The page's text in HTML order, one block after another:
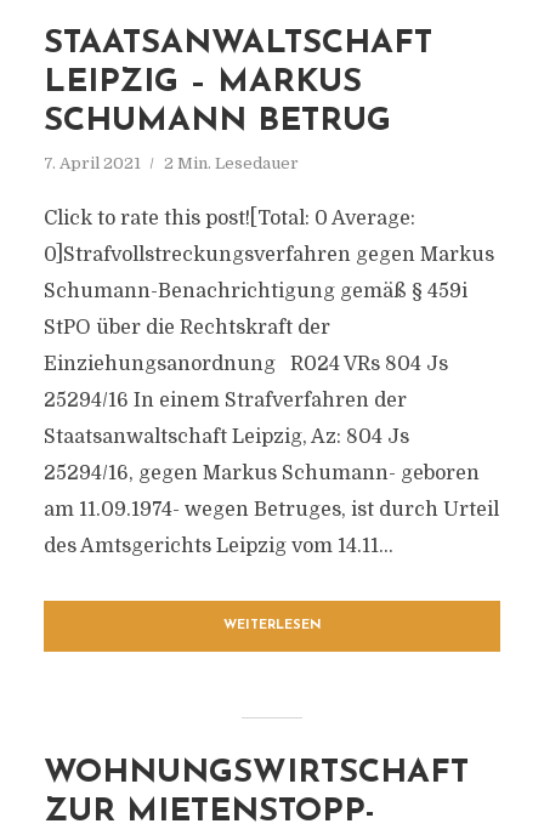
STAATSANWALTSCHAFT
LEIPZIG – MARKUS
SCHUMANN BETRUG
7. April 2021 2 Min. Lesedauer
Click to rate this post![Total: 0 Average:
0]Strafvollstreckungsverfahren gegen Markus
Schumann-Benachrichtigung gemäß § 459i
StPO über die Rechtskraft der
Einziehungsanordnung R024 VRs 804 Js
25294/16 In einem Strafverfahren der
Staatsanwaltschaft Leipzig, Az: 804 Js
25294/16, gegen Markus Schumann- geboren
am 11.09.1974- wegen Betruges, ist durch Urteil
des Amtsgerichts Leipzig vom 14.11...
WEITERLESEN
WOHNUNGSWIRTSCHAFT
ZUR MIETENSTOPP-